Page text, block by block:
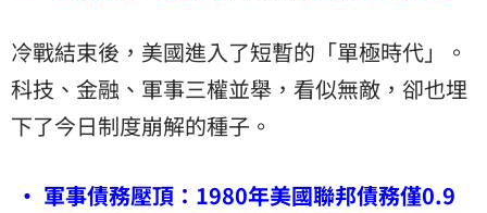
冷戰結束後，美國進入了短暫的「單極時代」。
科技、金融、軍事三權並舉，看似無敵，卻也埋
下了今日制度崩解的種子。
• 軍事債務壓頂：1980年美國聯邦債務僅0.9